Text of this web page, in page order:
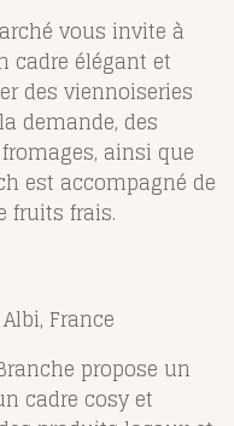
vous invite à
cadre élégant et
des viennoiseries
demande, des
ainsi que
est accompagné de
fruits frais.
France
propose un
cadre cosy et